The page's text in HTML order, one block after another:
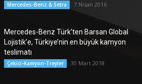
Mercedes-Benz & Setra 7 Nisan 2016
Mercedes-Benz Türk’ten Barsan Global
Lojistik’e, Türkiye’nin en büyük kamyon
teslimatı
Çekici-Kamyon-Treyler 30 Mart 2018